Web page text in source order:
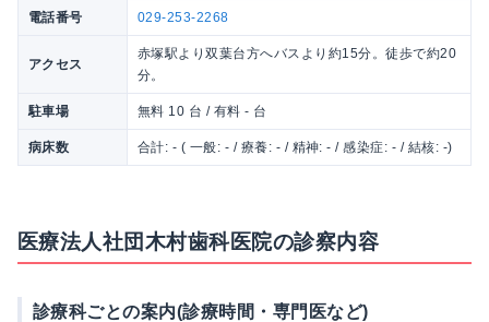
電話番号 029-253-2268
アクセス
赤塚駅より双葉台方へバスより約15分。徒歩で約20
分。
駐車場 無料 10 台 / 有料 - 台
病床数 合計: - ( 一般: - / 療養: - / 精神: - / 感染症: - / 結核: -)
医療法人社団木村歯科医院の診察内容
診療科ごとの案内(診療時間・専門医など)